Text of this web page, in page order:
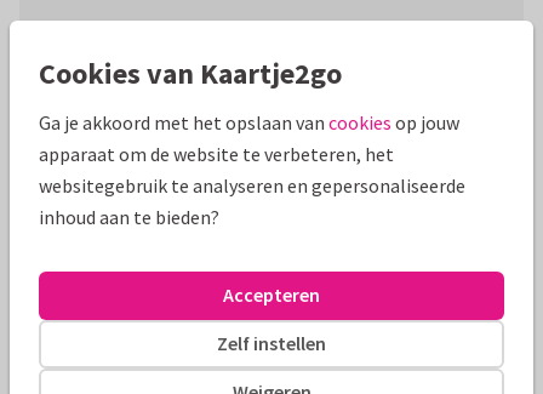
Productinformatie
Bedank je medewerker of secretaresse voor de inzet met
deze stijlvolle donkerblauwe kaart met goudlook 'bedankt'
en spetters!
Manique
Formaten en tarieven
Cookies van Kaartje2go
Ga je akkoord met het opslaan van cookies op jouw
apparaat om de website te verbeteren, het
websitegebruik te analyseren en gepersonaliseerde
inhoud aan te bieden?
Zelf instellen
Accepteren